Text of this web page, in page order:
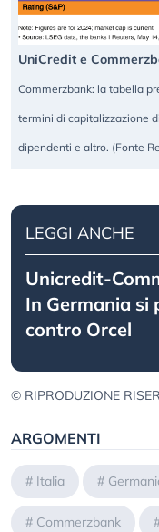
UniCredit e
Commerzbank: la tabella
termini di capitalizzazione
dipendenti e altro. (Fonte
LEGGI ANCHE
Unicredit-
In Germania si
contro Orcel
© RIPRODUZIONE
ARGOMENTI
# Italia #
# Commerzbank